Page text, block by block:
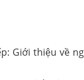
Giới thiệu về